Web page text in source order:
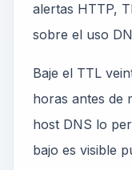
alertas HTTP,
sobre el uso
Baje el TTL
horas antes de
host DNS lo
bajo es visible